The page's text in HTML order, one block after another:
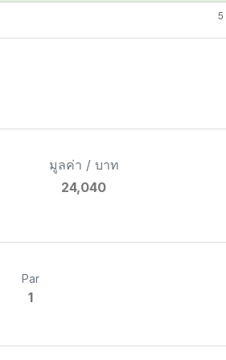
มูลค่า / บาท
24,040
Par
1